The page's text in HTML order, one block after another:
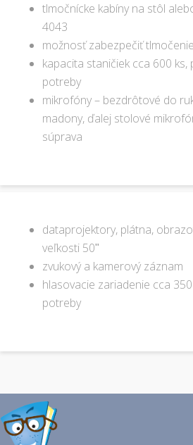
tlmočnícke kabíny na stôl
4043
možnosť zabezpečiť
kapacita staničiek cca 600
potreby
mikrofóny – bezdrôtové do
madony, ďalej stolové
súprava
dataprojektory, plátna,
veľkosti 50ʺ
zvukový a kamerový záznam
hlasovacie zariadenie cca
potreby